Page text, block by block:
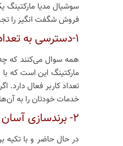
سوشیال مدیا مارکتینگ
فروش شگفت انگیز را
1-دسترسی به تعداد زیادی از مخاطبان
همه سوال می‌کنند که
مارکتینگ این است که
تعداد کاربر فعال دارد.
خدمات خودتان را به
2- برندسازی آسان